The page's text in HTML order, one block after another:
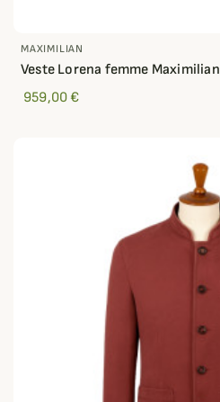
MAXIMILIAN
Veste Lorena femme Maximilian
959,00 €